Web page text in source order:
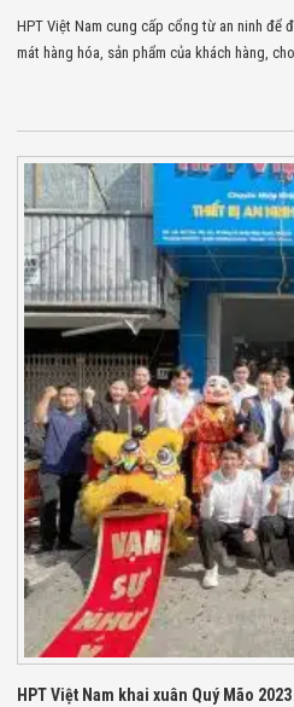
HPT Việt Nam cung cấp cổng từ an ninh để
mát hàng hóa, sản phẩm của khách hàng, cho
HPT Việt Nam khai xuân Quý Mão